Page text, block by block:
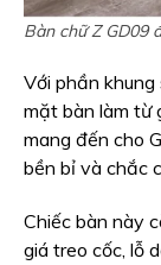
Bàn chữ Z GD09
Với phần
mặt bàn làm từ
mang đến cho
bền bỉ và chắc
Chiếc bàn này
giá treo cốc, lỗ